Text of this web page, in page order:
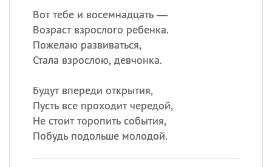
Вот тебе и восемнадцать —
Возраст взрослого ребенка.
Пожелаю развиваться,
Стала взрослою, девчонка.
Будут впереди открытия,
Пусть все проходит чередой,
Не стоит торопить события,
Побудь подольше молодой.